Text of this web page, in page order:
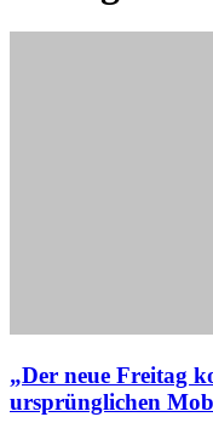
„Der neue Freitag
ursprünglichen